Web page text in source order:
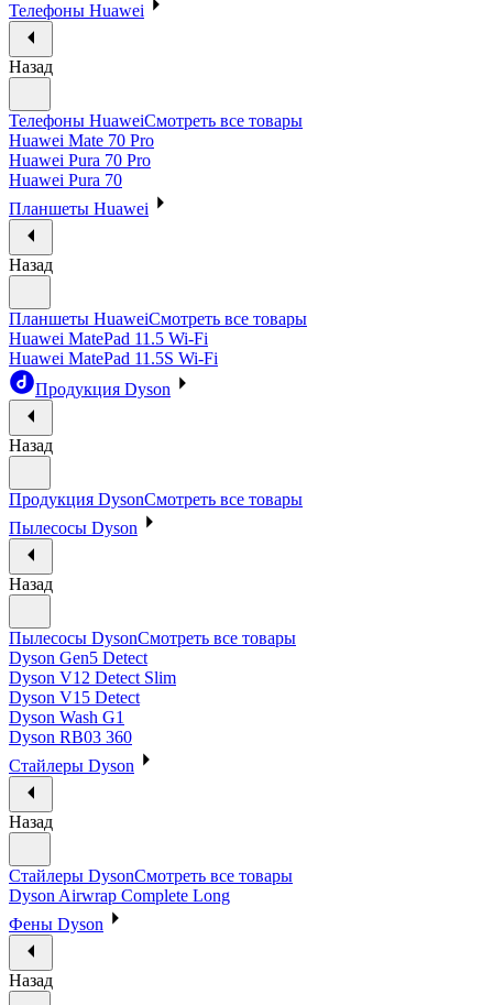
Телефоны Huawei
Назад
Телефоны HuaweiСмотреть все товары
Huawei Mate 70 Pro
Huawei Pura 70 Pro
Huawei Pura 70
Планшеты Huawei
Назад
Планшеты HuaweiСмотреть все товары
Huawei MatePad 11.5 Wi-Fi
Huawei MatePad 11.5S Wi-Fi
Продукция Dyson
Назад
Продукция DysonСмотреть все товары
Пылесосы Dyson
Назад
Пылесосы DysonСмотреть все товары
Dyson Gen5 Detect
Dyson V12 Detect Slim
Dyson V15 Detect
Dyson Wash G1
Dyson RB03 360
Стайлеры Dyson
Назад
Стайлеры DysonСмотреть все товары
Dyson Airwrap Complete Long
Фены Dyson
Назад